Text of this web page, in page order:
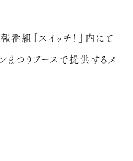
組「スイッチ！」内にて
まつりブースで提供するメ